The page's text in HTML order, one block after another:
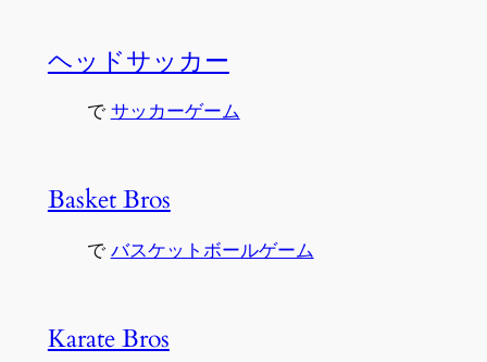
ヘッドサッカー
で サッカーゲーム
Basket Bros
で バスケットボールゲーム
Karate Bros